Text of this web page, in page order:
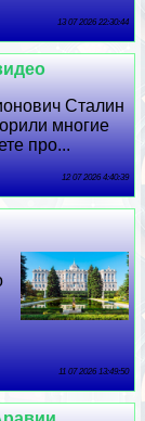
13 07 2026 22:30:44
Сталин
многие
про...
12 07 2026 4:40:39
11 07 2026 13:49:50